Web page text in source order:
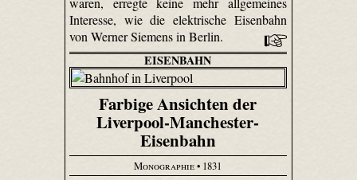
Interesse, wie die elektrische Eisenbahn
von Werner Siemens in Berlin.
EISENBAHN
Farbige Ansichten der
Liverpool-Manchester-
Eisenbahn
Monographie• 1831